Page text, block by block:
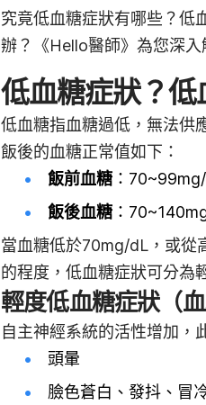
究竟低血糖症狀有哪些？低
辦？《Hello醫師》為您深入
低血糖症狀？
低血糖指血糖過低，無法供
飯後的血糖正常值如下：
飯前血糖 ：
飯後血糖 ：
當血糖低於70mg/dL，或從
的程度，低血糖症狀可分為
輕度低血糖症狀（
自主神經系統的活性增加，
頭暈
臉色蒼白、發抖、冒